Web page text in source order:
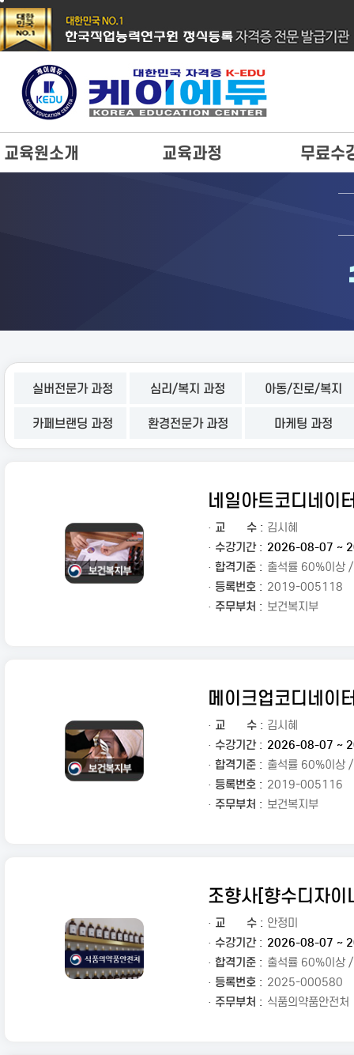
교육원소개 교육과정 무료수
실버전문가 과정 심리/복지 과정 아동/진로/복지
카페브랜딩 과정 환경전문가 과정 마케팅 과정
네일아트코디네이
· 교 수 : 김시혜
· 수강기간 : 2026-08-07 ~
· 합격기준 : 출석률 60%이상
· 등록번호 : 2019-005118
· 주무부처 : 보건복지부
메이크업코디네이
· 교 수 : 김시혜
· 수강기간 : 2026-08-07 ~
· 합격기준 : 출석률 60%이상
· 등록번호 : 2019-005116
· 주무부처 : 보건복지부
조향사[향수디자이
· 교 수 : 안정미
· 수강기간 : 2026-08-07 ~
· 합격기준 : 출석률 60%이상
· 등록번호 : 2025-000580
· 주무부처 : 식품의약품안전처